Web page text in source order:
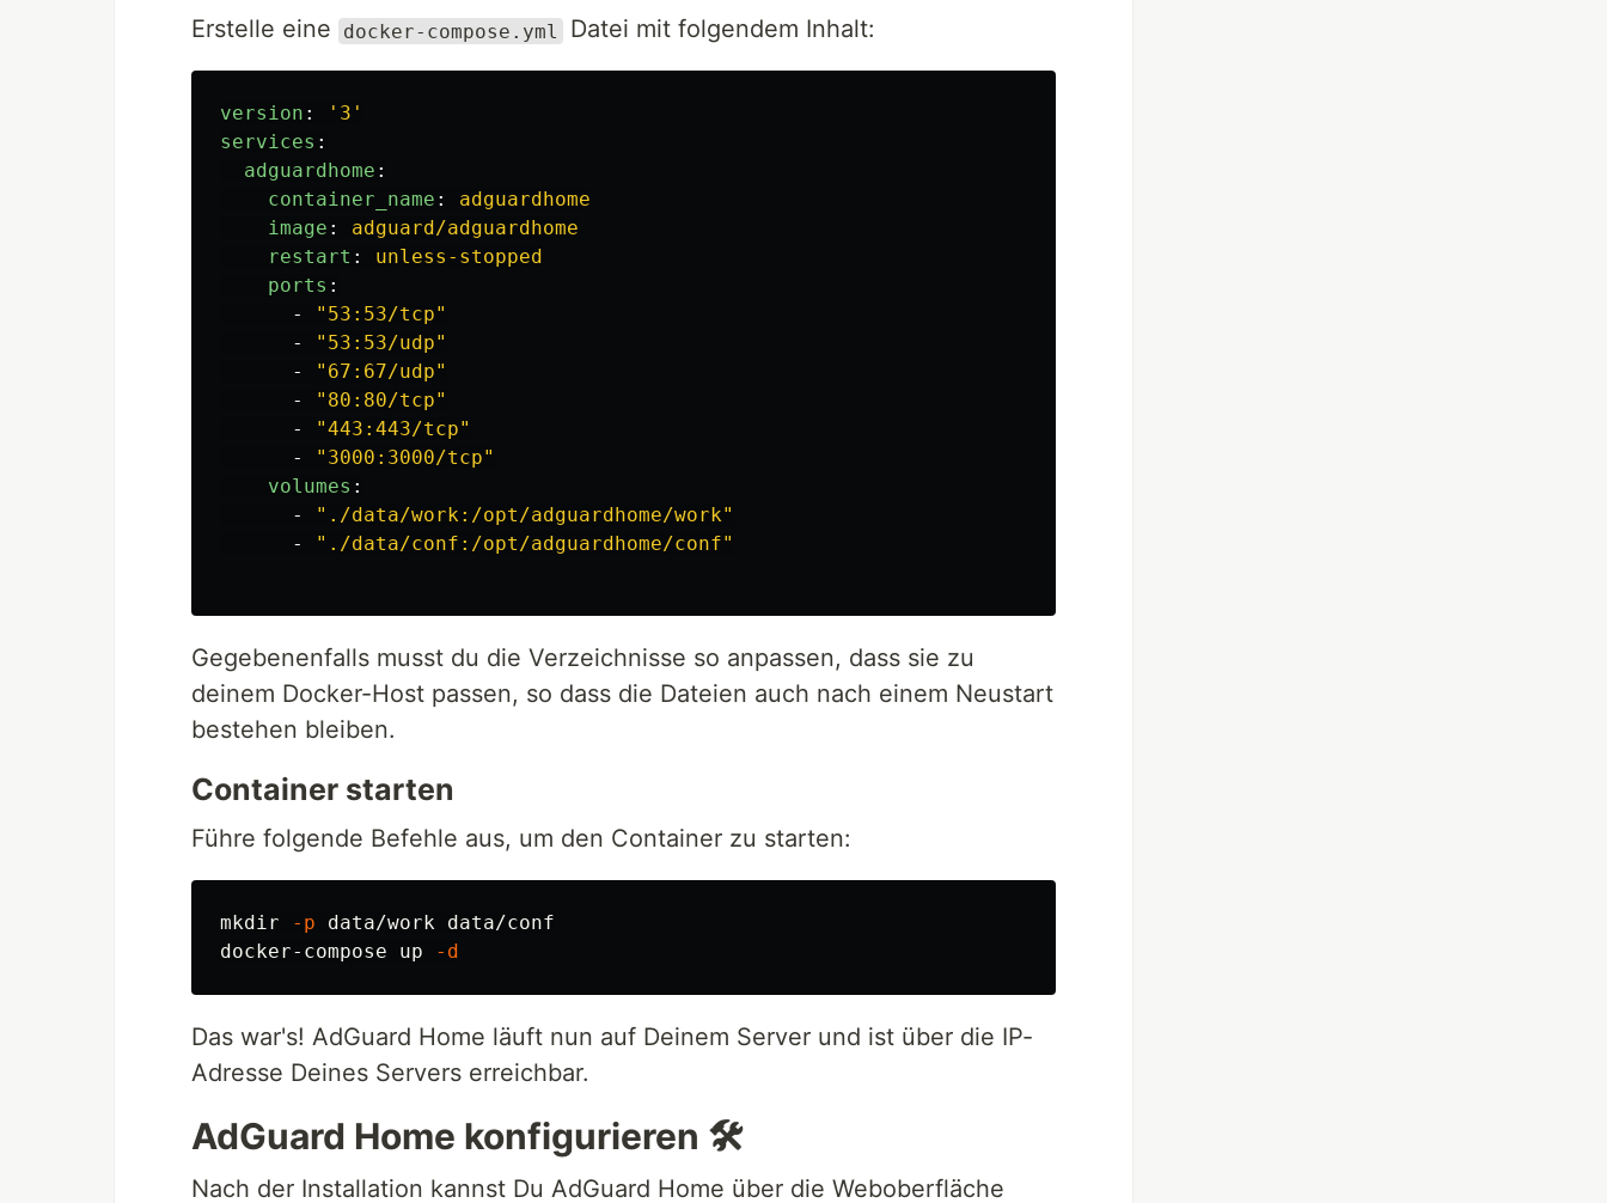
Erstelle eine docker-compose.yml Datei mit folgendem Inhalt:
version : ' 3'
services :
adguardhome :
container_name :
adguardhome
image :
adguard/adguardhome
restart :
unless-stopped
ports :
-
" 53:53/tcp"
-
" 53:53/udp"
-
" 67:67/udp"
-
" 80:80/tcp"
-
"443:443/tcp"
-
" 3000:3000/tcp"
volumes :
-
" ./data/work:/opt/adguardhome/work"
-
" ./data/conf:/opt/adguardhome/conf"
Gegebenenfalls musst du die Verzeichnisse so anpassen, dass sie zu
deinem Docker-Host passen, so dass die Dateien auch nach einem Neustart
bestehen bleiben.
Container starten
Führe folgende Befehle aus, um den Container zu starten:
mkdir -p data/work data/conf
docker-compose up
-d
Das war's! AdGuard Home läuft nun auf Deinem Server und ist über die IP-
Adresse Deines Servers erreichbar.
AdGuard Home konfigurieren 🛠️
Nach der Installation kannst Du AdGuard Home über die Weboberfläche